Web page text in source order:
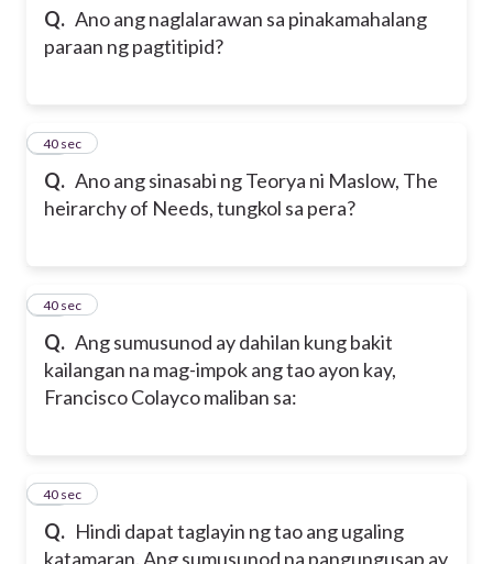
Q. Ano ang naglalarawan sa pinakamahalang
paraan ng pagtitipid?
Q. Ano ang sinasabi ng Teorya ni Maslow, The
heirarchy of Needs, tungkol sa pera?
38
40 sec
Q. Ang sumusunod ay dahilan kung bakit
kailangan na mag-impok ang tao ayon kay,
Francisco Colayco maliban sa:
39
40 sec
Q. Hindi dapat taglayin ng tao ang ugaling
katamaran. Ang sumusunod na pangungusap ay
40
40 sec